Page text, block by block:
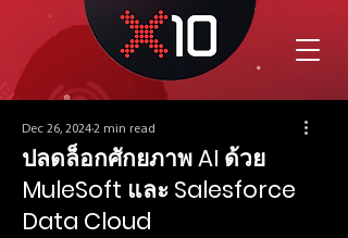
ปลดล็อกศักยภาพ AI ด้วย
MuleSoft และ Salesforce
Data Cloud
Dec 26, 20242 min read